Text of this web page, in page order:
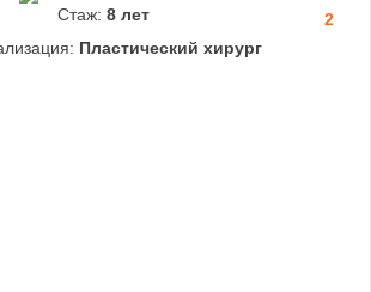
2
Стаж: 8 лет
Пластический хирург